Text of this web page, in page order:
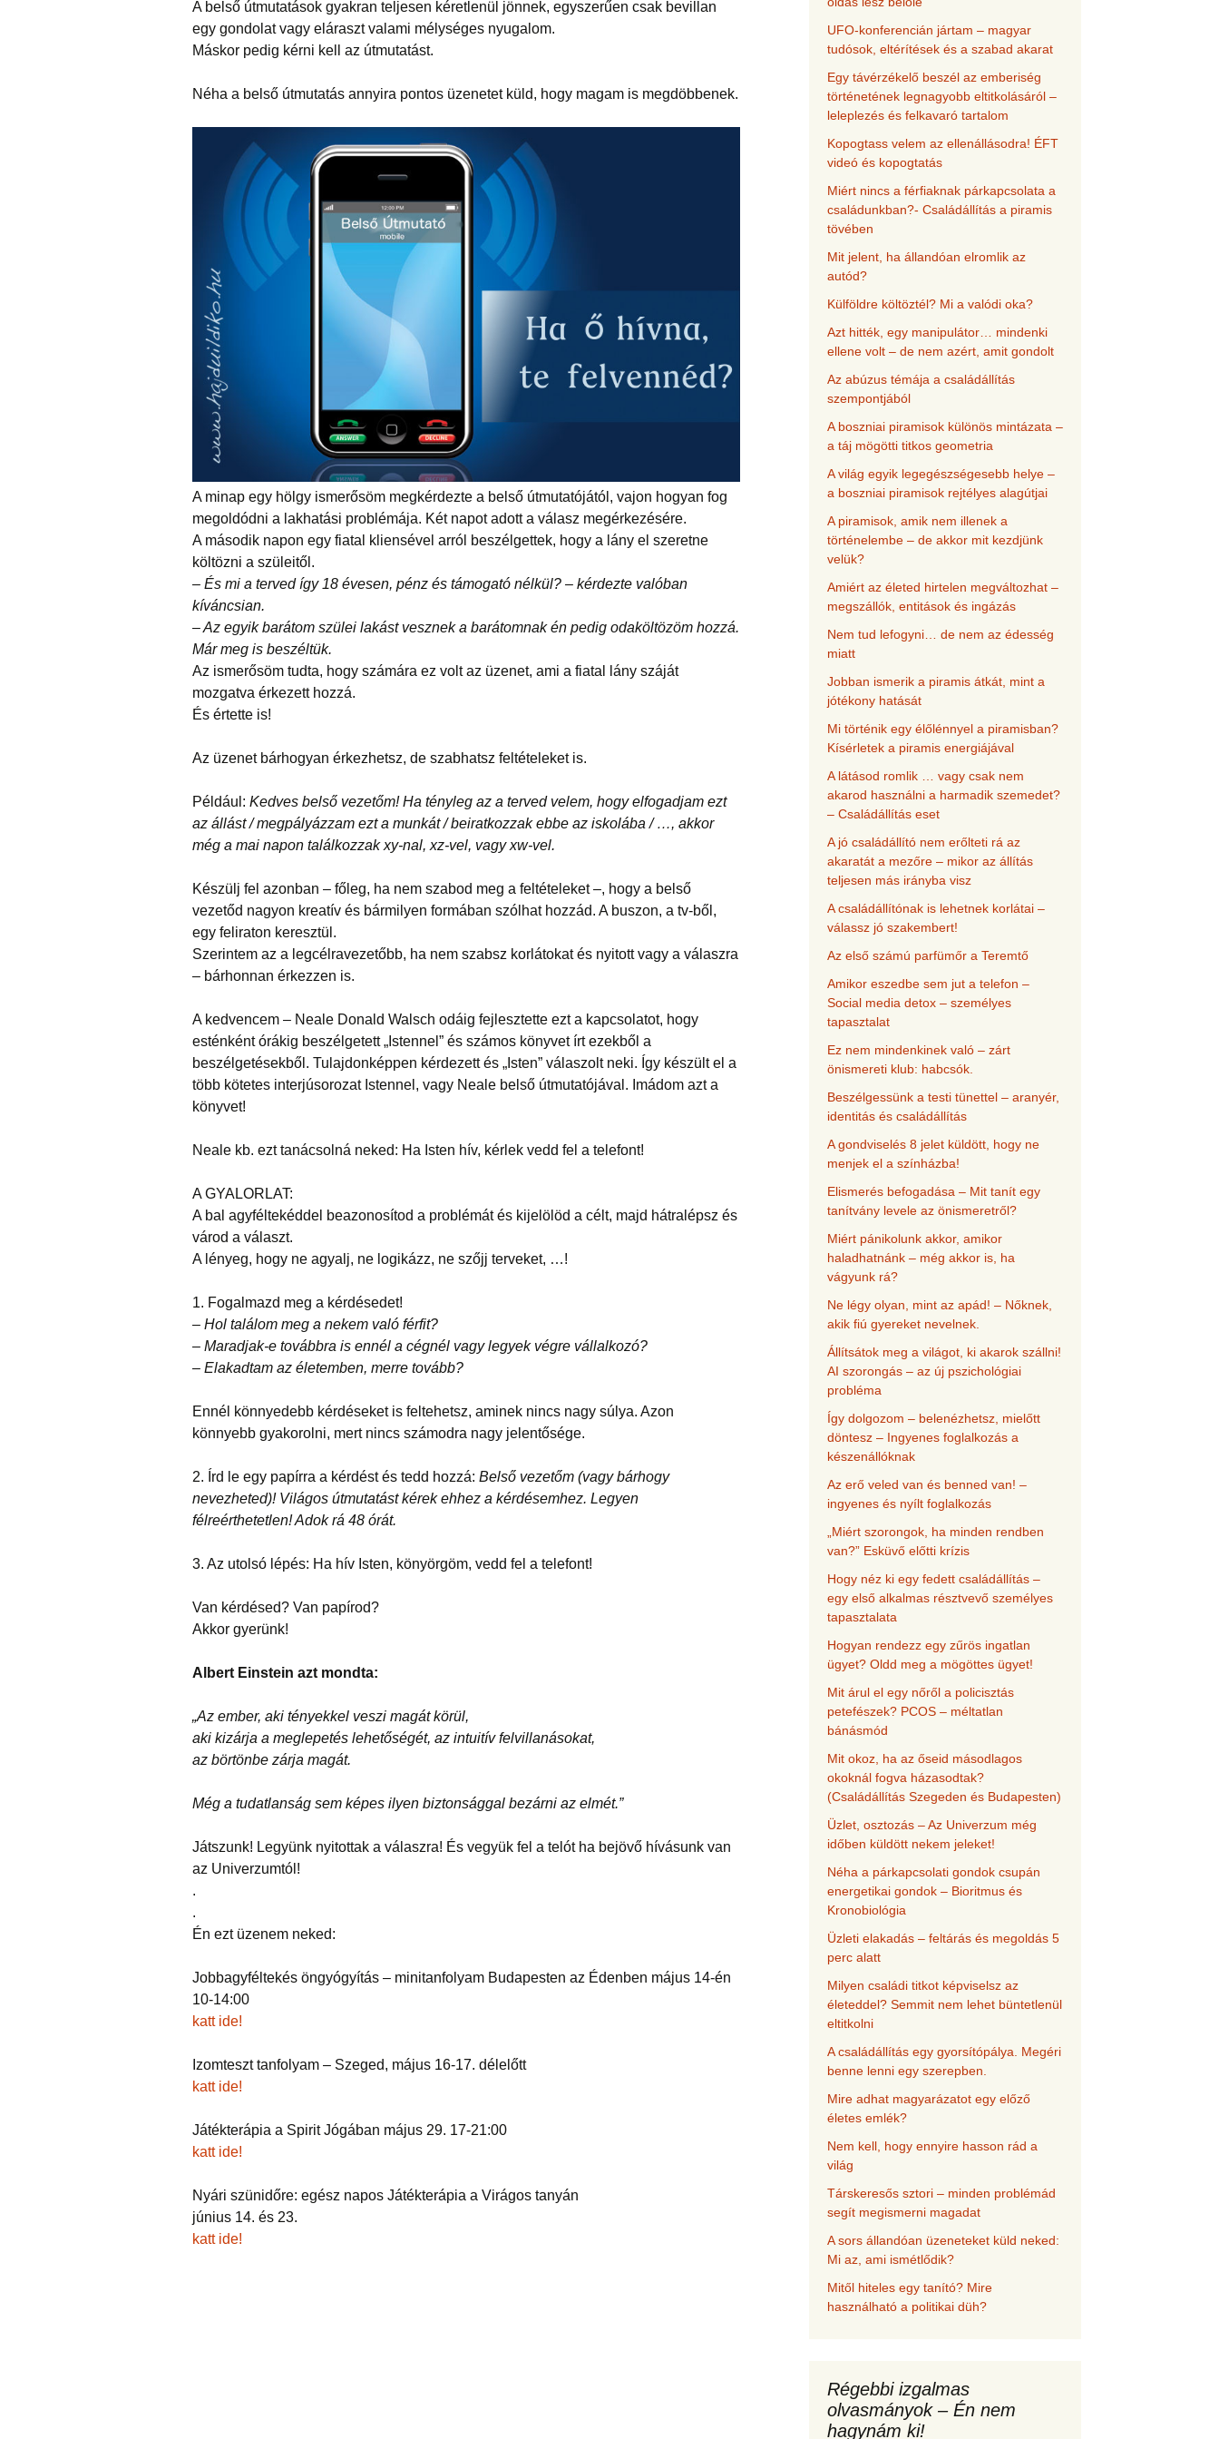
foglalkozások
A belső útmutatások gyakran teljesen kéretlenül jönnek, egyszerűen csak bevillan
egy gondolat vagy eláraszt valami mélységes nyugalom.
Máskor pedig kérni kell az útmutatást.
Néha a belső útmutatás annyira pontos üzenetet küld, hogy magam is megdöbbenek.
A minap egy hölgy ismerősöm megkérdezte a belső útmutatójától, vajon hogyan fog
megoldódni a lakhatási problémája. Két napot adott a válasz megérkezésére.
A második napon egy fiatal kliensével arról beszélgettek, hogy a lány el szeretne
költözni a szüleitől.
– És mi a terved így 18 évesen, pénz és támogató nélkül? – kérdezte valóban
kíváncsian.
– Az egyik barátom szülei lakást vesznek a barátomnak én pedig odaköltözöm hozzá.
Már meg is beszéltük.
Az ismerősöm tudta, hogy számára ez volt az üzenet, ami a fiatal lány száját
mozgatva érkezett hozzá.
És értette is!
Az üzenet bárhogyan érkezhetsz, de szabhatsz feltételeket is.
Például: Kedves belső vezetőm! Ha tényleg az a terved velem, hogy elfogadjam ezt
az állást / megpályázzam ezt a munkát / beiratkozzak ebbe az iskolába / …, akkor
még a mai napon találkozzak xy-nal, xz-vel, vagy xw-vel.
Készülj fel azonban – főleg, ha nem szabod meg a feltételeket –, hogy a belső
vezetőd nagyon kreatív és bármilyen formában szólhat hozzád. A buszon, a tv-ből,
egy feliraton keresztül.
Szerintem az a legcélravezetőbb, ha nem szabsz korlátokat és nyitott vagy a válaszra
– bárhonnan érkezzen is.
A kedvencem – Neale Donald Walsch odáig fejlesztette ezt a kapcsolatot, hogy
esténként órákig beszélgetett „Istennel” és számos könyvet írt ezekből a
beszélgetésekből. Tulajdonképpen kérdezett és „Isten” válaszolt neki. Így készült el a
több kötetes interjúsorozat Istennel, vagy Neale belső útmutatójával. Imádom azt a
könyvet!
Neale kb. ezt tanácsolná neked: Ha Isten hív, kérlek vedd fel a telefont!
A GYALORLAT:
A bal agyféltekéddel beazonosítod a problémát és kijelölöd a célt, majd hátralépsz és
várod a választ.
A lényeg, hogy ne agyalj, ne logikázz, ne szőjj terveket, …!
1. Fogalmazd meg a kérdésedet!
– Hol találom meg a nekem való férfit?
– Maradjak-e továbbra is ennél a cégnél vagy legyek végre vállalkozó?
– Elakadtam az életemben, merre tovább?
Ennél könnyedebb kérdéseket is feltehetsz, aminek nincs nagy súlya. Azon
könnyebb gyakorolni, mert nincs számodra nagy jelentősége.
2. Írd le egy papírra a kérdést és tedd hozzá: Belső vezetőm (vagy bárhogy
nevezheted)! Világos útmutatást kérek ehhez a kérdésemhez. Legyen
félreérthetetlen! Adok rá 48 órát.
3. Az utolsó lépés: Ha hív Isten, könyörgöm, vedd fel a telefont!
Van kérdésed? Van papírod?
Akkor gyerünk!
Albert Einstein azt mondta:
„Az ember, aki tényekkel veszi magát körül,
aki kizárja a meglepetés lehetőségét, az intuitív felvillanásokat,
az börtönbe zárja magát.
Még a tudatlanság sem képes ilyen biztonsággal bezárni az elmét.”
Játszunk! Legyünk nyitottak a válaszra! És vegyük fel a telót ha bejövő hívásunk van
az Univerzumtól!
.
.
Én ezt üzenem neked:
Jobbagyféltekés öngyógyítás – minitanfolyam Budapesten az Édenben május 14-én
10-14:00
katt ide!
Izomteszt tanfolyam – Szeged, május 16-17. délelőtt
katt ide!
Játékterápia a Spirit Jógában május 29. 17-21:00
katt ide!
Nyári szünidőre: egész napos Játékterápia a Virágos tanyán
június 14. és 23.
katt ide!
UFO-konferencián jártam – magyar
tudósok, eltérítések és a szabad akarat
Egy távérzékelő beszél az emberiség
történetének legnagyobb eltitkolásáról –
leleplezés és felkavaró tartalom
Kopogtass velem az ellenállásodra! ÉFT
videó és kopogtatás
Miért nincs a férfiaknak párkapcsolata a
családunkban?- Családállítás a piramis
tövében
Mit jelent, ha állandóan elromlik az
autód?
Külföldre költöztél? Mi a valódi oka?
Azt hitték, egy manipulátor… mindenki
ellene volt – de nem azért, amit gondolt
Az abúzus témája a családállítás
szempontjából
A boszniai piramisok különös mintázata –
a táj mögötti titkos geometria
A világ egyik legegészségesebb helye –
a boszniai piramisok rejtélyes alagútjai
A piramisok, amik nem illenek a
történelembe – de akkor mit kezdjünk
velük?
Amiért az életed hirtelen megváltozhat –
megszállók, entitások és ingázás
Nem tud lefogyni… de nem az édesség
miatt
Jobban ismerik a piramis átkát, mint a
jótékony hatását
Mi történik egy élőlénnyel a piramisban?
Kísérletek a piramis energiájával
A látásod romlik … vagy csak nem
akarod használni a harmadik szemedet?
– Családállítás eset
A jó családállító nem erőlteti rá az
akaratát a mezőre – mikor az állítás
teljesen más irányba visz
A családállítónak is lehetnek korlátai –
válassz jó szakembert!
Az első számú parfümőr a Teremtő
Amikor eszedbe sem jut a telefon –
Social media detox – személyes
tapasztalat
Ez nem mindenkinek való – zárt
önismereti klub: habcsók.
Beszélgessünk a testi tünettel – aranyér,
identitás és családállítás
A gondviselés 8 jelet küldött, hogy ne
menjek el a színházba!
Elismerés befogadása – Mit tanít egy
tanítvány levele az önismeretről?
Miért pánikolunk akkor, amikor
haladhatnánk – még akkor is, ha
vágyunk rá?
Ne légy olyan, mint az apád! – Nőknek,
akik fiú gyereket nevelnek.
Állítsátok meg a világot, ki akarok szállni!
AI szorongás – az új pszichológiai
probléma
Így dolgozom – belenézhetsz, mielőtt
döntesz – Ingyenes foglalkozás a
készenállóknak
Az erő veled van és benned van! –
ingyenes és nyílt foglalkozás
„Miért szorongok, ha minden rendben
van?” Esküvő előtti krízis
Hogy néz ki egy fedett családállítás –
egy első alkalmas résztvevő személyes
tapasztalata
Hogyan rendezz egy zűrös ingatlan
ügyet? Oldd meg a mögöttes ügyet!
Mit árul el egy nőről a policisztás
petefészek? PCOS – méltatlan
bánásmód
Mit okoz, ha az őseid másodlagos
okoknál fogva házasodtak?
(Családállítás Szegeden és Budapesten)
Üzlet, osztozás – Az Univerzum még
időben küldött nekem jeleket!
Néha a párkapcsolati gondok csupán
energetikai gondok – Bioritmus és
Kronobiológia
Üzleti elakadás – feltárás és megoldás 5
perc alatt
Milyen családi titkot képviselsz az
életeddel? Semmit nem lehet büntetlenül
eltitkolni
A családállítás egy gyorsítópálya. Megéri
benne lenni egy szerepben.
Mire adhat magyarázatot egy előző
életes emlék?
Nem kell, hogy ennyire hasson rád a
világ
Társkeresős sztori – minden problémád
segít megismerni magadat
A sors állandóan üzeneteket küld neked:
Mi az, ami ismétlődik?
Mitől hiteles egy tanító? Mire
használható a politikai düh?
Régebbi izgalmas
olvasmányok – Én nem
hagynám ki!